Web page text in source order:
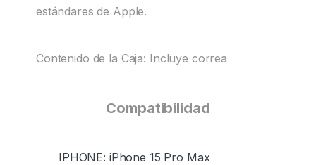
estándares de Apple.
Contenido de la Caja: Incluye correa
Compatibilidad
IPHONE: iPhone 15 Pro Max